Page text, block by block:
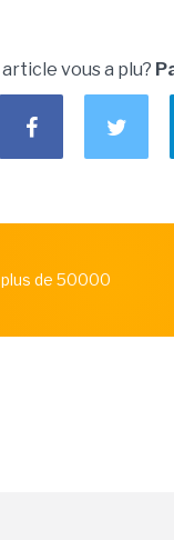
vous a plu?
de 50000